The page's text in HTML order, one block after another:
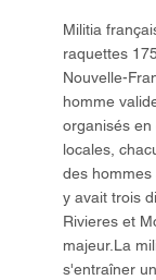
Militia
raquettes
Nouvelle-
homme
organisés
locales,
des
y avait trois
Rivieres et
majeur.La
s'entraîner